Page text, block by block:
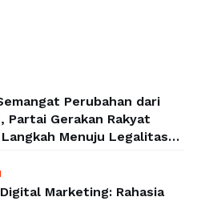
Perubahan dari
Partai Gerakan Rakyat
Menuju Legalitas
Marketing: Rahasia